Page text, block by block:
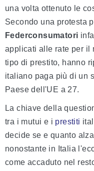
una volta ottenuto le
Secondo una protesta
Federconsumatori
applicati alle rate per il
tipo di prestito, hanno
italiano paga più di un
Paese dell'UE a 27.
La chiave della
tra i mutui e i prestiti
decide se e quanto
nonostante in Italia
come accaduto nel